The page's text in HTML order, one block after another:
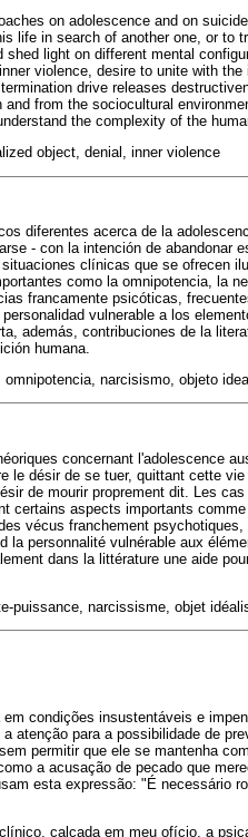
on adolescence and on
life in search of another one, or to
light on different mental
violence, desire to unite with
drive releases
from the sociocultural
the complexity of the
object, denial, inner violence
diferentes acerca de la
- con la intención de abandonar
clínicas que se ofrecen
como la omnipotencia, la
francamente psicóticas,
vulnerable a los
además, contribuciones de la
humana.
narcisismo, objeto
concernant l'adolescence
désir de se tuer, quittant cette
de mourir proprement dit. Les
certains aspects importants
vécus franchement
la personnalité vulnérable aux
dans la littérature une aide
puissance, narcissisme, objet
condições insustentáveis e
atenção para a possibilidade de
permitir que ele se mantenha
a acusação de pecado que
esta expressão: "É necessário
calcada em meu ofício, a